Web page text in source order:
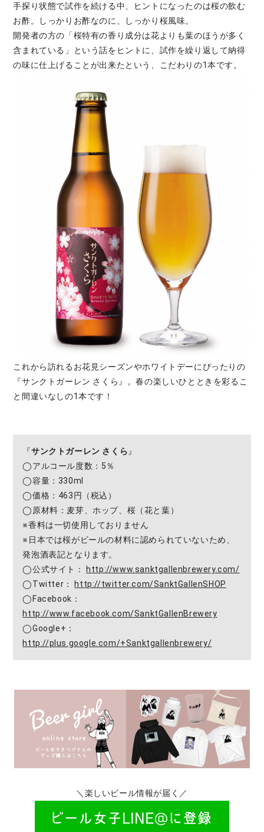
手探り状態で試作を続ける中、ヒントになったのは桜の飲む
お酢。しっかりお酢なのに、しっかり桜風味。
開発者の方の「桜特有の香り成分は花よりも葉のほうが多く
含まれている」という話をヒントに、試作を繰り返して納得
の味に仕上げることが出来たという、こだわりの1本です。
これから訪れるお花見シーズンやホワイトデーにぴったりの
『サンクトガーレン さくら』。春の楽しいひとときを彩るこ
と間違いなしの1本です！
『サンクトガーレン さくら 』
◯アルコール度数：5％
◯容量：330ml
◯価格：463円（税込）
◯原材料：麦芽、ホップ、桜（花と葉）
※香料は一切使用しておりません
※日本では桜がビールの材料に認められていないため、
発泡酒表記となります。
◯公式サイト：
http://www.sanktgallenbrewery.com/
◯Twitter：
http://twitter.com/SanktGallenSHOP
◯Facebook：
http://www.facebook.com/SanktGallenBrewery
◯Google+：
http://plus.google.com/+Sanktgallenbrewery/
＼楽しいビール情報が届く／